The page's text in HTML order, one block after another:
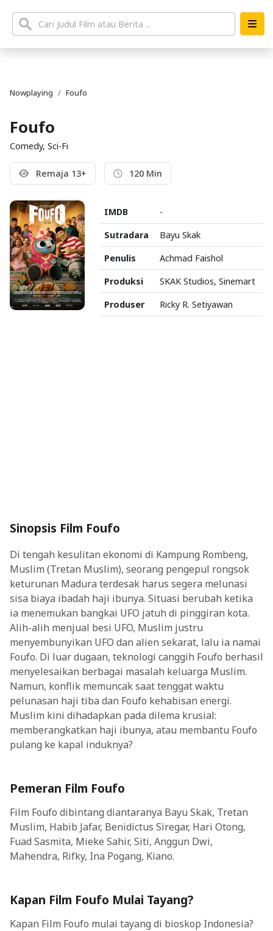
Nowplaying Foufo
Foufo
Comedy, Sci-Fi
Remaja 13+ 120 Min
Sinopsis Film Foufo
Di tengah kesulitan ekonomi di Kampung Rombeng,
Muslim (Tretan Muslim), seorang pengepul rongsok
keturunan Madura terdesak harus segera melunasi
sisa biaya ibadah haji ibunya. Situasi berubah ketika
ia menemukan bangkai UFO jatuh di pinggiran kota.
Alih-alih menjual besi UFO, Muslim justru
menyembunyikan UFO dan alien sekarat, lalu ia namai
Foufo. Di luar dugaan, teknologi canggih Foufo berhasil
menyelesaikan berbagai masalah keluarga Muslim.
Namun, konflik memuncak saat tenggat waktu
pelunasan haji tiba dan Foufo kehabisan energi.
Muslim kini dihadapkan pada dilema krusial:
memberangkatkan haji ibunya, atau membantu Foufo
pulang ke kapal induknya?
Pemeran Film Foufo
Film Foufo dibintang diantaranya Bayu Skak, Tretan
Muslim, Habib Jafar, Benidictus Siregar, Hari Otong,
Fuad Sasmita, Mieke Sahir, Siti, Anggun Dwi,
Mahendra, Rifky, Ina Pogang, Kiano.
Kapan Film Foufo Mulai Tayang?
Kapan Film Foufo mulai tayang di bioskop Indonesia?
IMDB
-
Sutradara
Bayu Skak
Penulis
Achmad Faishol
Produksi
SKAK Studios, Sinemart
Produser
Ricky R. Setiyawan